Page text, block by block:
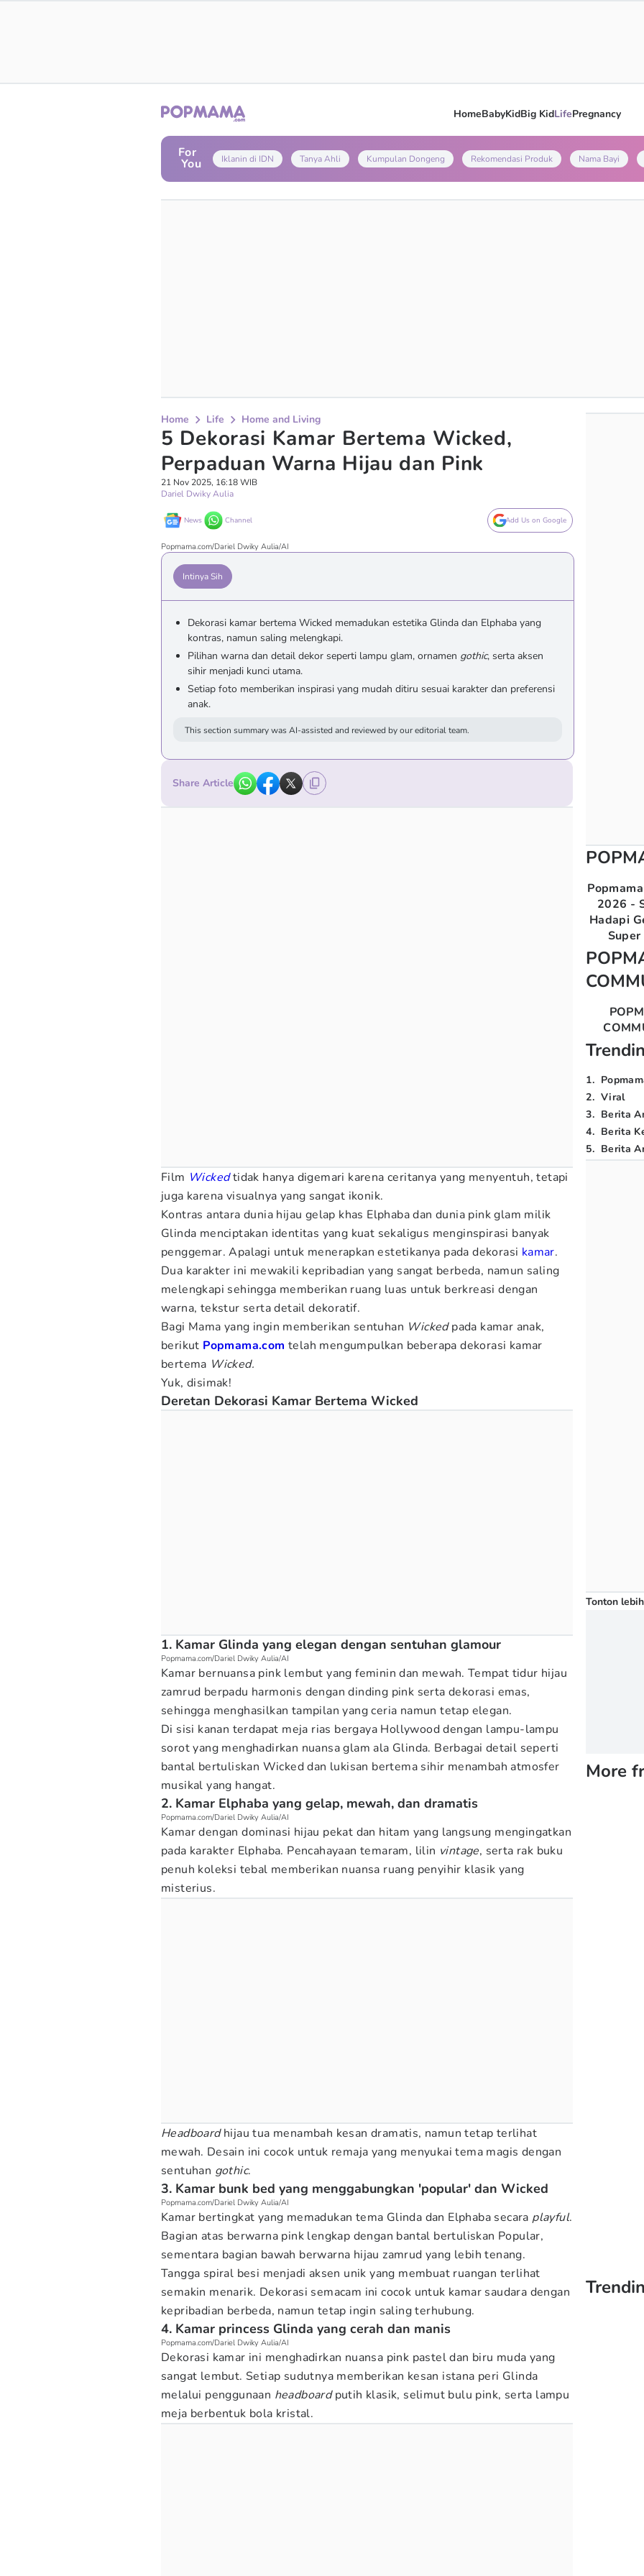
HomeBabyKidBig KidLifePregnancy
For
You Iklanin di IDN Tanya Ahli Kumpulan Dongeng Rekomendasi Produk Nama Bayi
Home Life Home and Living
5 Dekorasi Kamar Bertema Wicked,
Perpaduan Warna Hijau dan Pink
21 Nov 2025, 16:18 WIB
Dariel Dwiky Aulia
News Channel Add Us on Google
Popmama.com/Dariel Dwiky Aulia/AI
Intinya Sih
Dekorasi kamar bertema Wicked memadukan estetika Glinda dan Elphaba yang
kontras, namun saling melengkapi.
Pilihan warna dan detail dekor seperti lampu glam, ornamen gothic, serta aksen
sihir menjadi kunci utama.
Setiap foto memberikan inspirasi yang mudah ditiru sesuai karakter dan preferensi
anak.
This section summary was AI-assisted and reviewed by our editorial team.
Share Article
Film Wickedtidak hanya digemari karena ceritanya yang menyentuh, tetapi
juga karena visualnya yang sangat ikonik.
Kontras antara dunia hijau gelap khas Elphaba dan dunia pink glam milik
Glinda menciptakan identitas yang kuat sekaligus menginspirasi banyak
penggemar. Apalagi untuk menerapkan estetikanya pada dekorasi kamar.
Dua karakter ini mewakili kepribadian yang sangat berbeda, namun saling
melengkapi sehingga memberikan ruang luas untuk berkreasi dengan
warna, tekstur serta detail dekoratif.
Bagi Mama yang ingin memberikan sentuhan Wickedpada kamar anak,
berikut Popmama.com telah mengumpulkan beberapa dekorasi kamar
bertema Wicked.
Yuk, disimak!
Deretan Dekorasi Kamar Bertema Wicked
1. Kamar Glinda yang elegan dengan sentuhan glamour
Popmama.com/Dariel Dwiky Aulia/AI
Kamar bernuansa pink lembut yang feminin dan mewah. Tempat tidur hijau
zamrud berpadu harmonis dengan dinding pink serta dekorasi emas,
sehingga menghasilkan tampilan yang ceria namun tetap elegan.
Di sisi kanan terdapat meja rias bergaya Hollywood dengan lampu-lampu
sorot yang menghadirkan nuansa glam ala Glinda. Berbagai detail seperti
bantal bertuliskan Wicked dan lukisan bertema sihir menambah atmosfer
musikal yang hangat.
2. Kamar Elphaba yang gelap, mewah, dan dramatis
Popmama.com/Dariel Dwiky Aulia/AI
Kamar dengan dominasi hijau pekat dan hitam yang langsung mengingatkan
pada karakter Elphaba. Pencahayaan temaram, lilin vintage, serta rak buku
penuh koleksi tebal memberikan nuansa ruang penyihir klasik yang
misterius.
Headboardhijau tua menambah kesan dramatis, namun tetap terlihat
mewah. Desain ini cocok untuk remaja yang menyukai tema magis dengan
sentuhan gothic.
3. Kamar bunk bed yang menggabungkan 'popular' dan Wicked
Popmama.com/Dariel Dwiky Aulia/AI
Kamar bertingkat yang memadukan tema Glinda dan Elphaba secara playful.
Bagian atas berwarna pink lengkap dengan bantal bertuliskan Popular,
sementara bagian bawah berwarna hijau zamrud yang lebih tenang.
Tangga spiral besi menjadi aksen unik yang membuat ruangan terlihat
semakin menarik. Dekorasi semacam ini cocok untuk kamar saudara dengan
kepribadian berbeda, namun tetap ingin saling terhubung.
4. Kamar princess Glinda yang cerah dan manis
Popmama.com/Dariel Dwiky Aulia/AI
Dekorasi kamar ini menghadirkan nuansa pink pastel dan biru muda yang
sangat lembut. Setiap sudutnya memberikan kesan istana peri Glinda
melalui penggunaan headboardputih klasik, selimut bulu pink, serta lampu
meja berbentuk bola kristal.
2026 -
Hadapi
1.
2. Viral
3. Berita
4. Berita
5. Berita
Tonton
More